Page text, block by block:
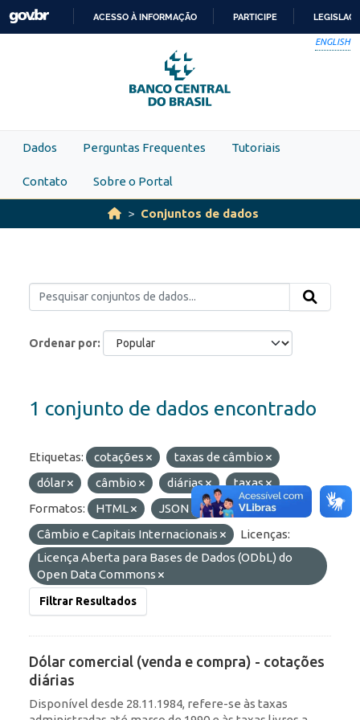
Skip to main content
PARA
O
CONTEÚDO
ACESSO À INFORMAÇÃO PARTICIPE
ENGLISH
Dados Perguntas Frequentes Tutoriais
Contato Sobre o Portal
Conjuntos de dados
Ordenar por
1 conjunto de dados encontrado
Etiquetas: cotações
taxas de câmbio
dólar
câmbio diárias
taxas
Formatos:
HTML JSON
Grupos:
Câmbio e Capitais Internacionais
Licenças:
Licença Aberta para Bases de Dados (ODbL) do
Open Data Commons
Filtrar Resultados
Dólar comercial (venda e compra) - cotações
diárias
Disponível desde 28.11.1984, refere-se às taxas